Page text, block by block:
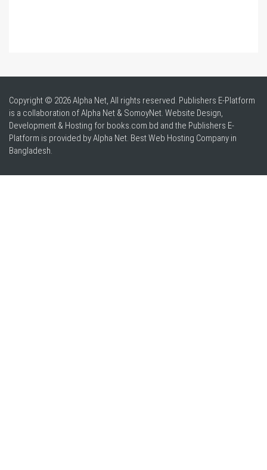
Copyright © 2026 Alpha Net, All rights reserved. Publishers E-Platform
is a collaboration of Alpha Net & SomoyNet. Website Design,
Development & Hosting for books.com.bd and the Publishers E-
Platform is provided by Alpha Net. BestWeb Hosting Company in
Bangladesh.